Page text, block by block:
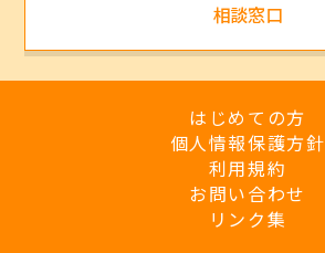
相談窓口
はじめての方
個人情報保護方針
利用規約
お問い合わせ
リンク集